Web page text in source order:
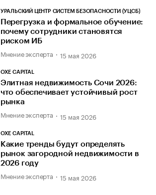
УРАЛЬСКИЙ ЦЕНТР СИСТЕМ БЕЗОПАСНОСТИ (УЦСБ)
Перегрузка и формальное обучение:
почему сотрудники становятся
риском ИБ
Мнение эксперта 15 мая 2026
OXE CAPITAL
Элитная недвижимость Сочи 2026:
что обеспечивает устойчивый рост
рынка
Мнение эксперта 15 мая 2026
OXE CAPITAL
Какие тренды будут определять
рынок загородной недвижимости в
2026 году
Мнение эксперта 15 мая 2026